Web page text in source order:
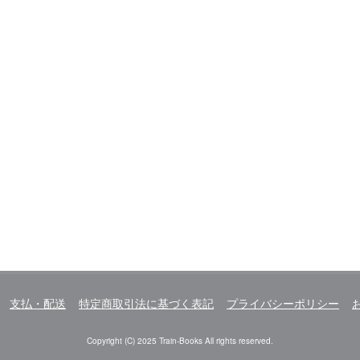
支払・配送 特定商取引法に基づく表記 プライバシーポリシー
Copyright (C) 2025 Train-Books All rights reserved.